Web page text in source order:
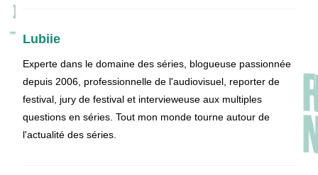
Lubiie
Experte dans le domaine des séries, blogueuse passionnée
depuis 2006, professionnelle de l'audiovisuel, reporter de
festival, jury de festival et intervieweuse aux multiples
questions en séries. Tout mon monde tourne autour de
l'actualité des séries.